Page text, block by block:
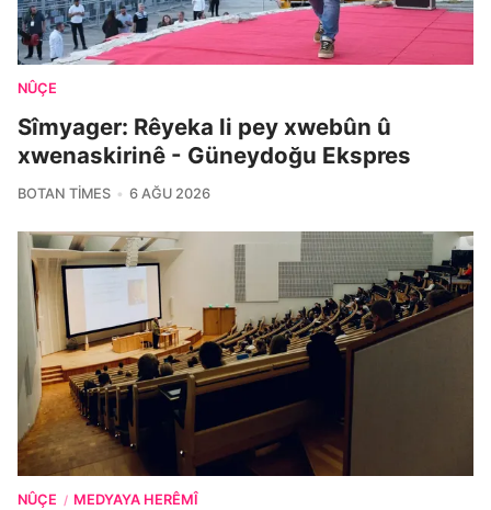
NÛÇE
Sîmyager: Rêyeka li pey xwebûn û
xwenaskirinê - Güneydoğu Ekspres
BOTAN TIMES 6 AĞU 2026
NÛÇE / MEDYAYA HERÊMÎ